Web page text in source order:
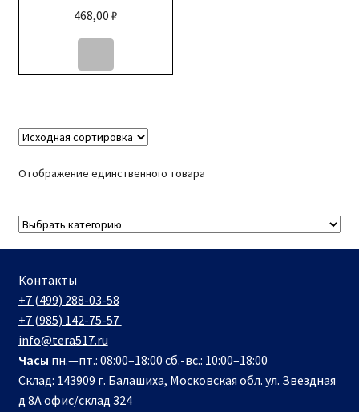
468,00 ₽
Отображение единственного товара
Контакты
+7 (499) 288-03-58
+7 (985) 142-75-57
info@tera517.ru
Часы пн.—пт.: 08:00–18:00 сб.-вс.: 10:00–18:00
Склад: 143909 г. Балашиха, Московская обл. ул. Звездная
д 8А офис/склад 324